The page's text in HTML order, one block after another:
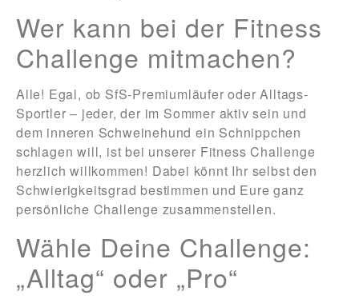
Wer kann bei der Fitness
Challenge mitmachen?
Alle! Egal, ob SfS-Premiumläufer oder Alltags-
Sportler – jeder, der im Sommer aktiv sein und
dem inneren Schweinehund ein Schnippchen
schlagen will, ist bei unserer Fitness Challenge
herzlich willkommen! Dabei könnt Ihr selbst den
Schwierigkeitsgrad bestimmen und Eure ganz
persönliche Challenge zusammenstellen.
Wähle Deine Challenge:
„Alltag“ oder „Pro“